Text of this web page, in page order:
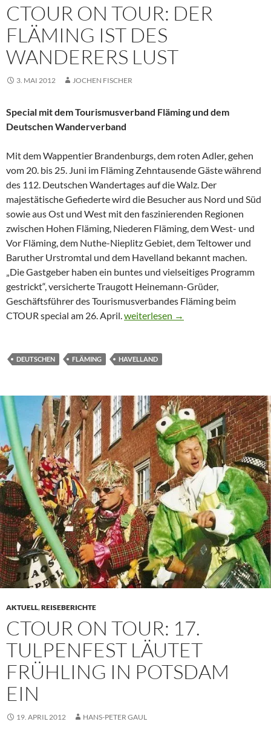
CTOUR ON TOUR: DER
FLÄMING IST DES
WANDERERS LUST
3. MAI 2012 JOCHEN FISCHER
Special mit dem Tourismusverband Fläming und dem
Deutschen Wanderverband
Mit dem Wappentier Brandenburgs, dem roten Adler, gehen
vom 20. bis 25. Juni im Fläming Zehntausende Gäste während
des 112. Deutschen Wandertages auf die Walz. Der
majestätische Gefiederte wird die Besucher aus Nord und Süd
sowie aus Ost und West mit den faszinierenden Regionen
zwischen Hohen Fläming, Niederen Fläming, dem West- und
Vor Fläming, dem Nuthe-Nieplitz Gebiet, dem Teltower und
Baruther Urstromtal und dem Havelland bekannt machen.
„Die Gastgeber haben ein buntes und vielseitiges Programm
gestrickt“, versicherte Traugott Heinemann-Grüder,
Geschäftsführer des Tourismusverbandes Fläming beim
CTOUR special am 26. April.CTOUR on Tour: Der Fläming ist
weiterlesen →
DEUTSCHEN FLÄMING HAVELLAND
AKTUELL,REISEBERICHTE
CTOUR ON TOUR: 17.
TULPENFEST LÄUTET
FRÜHLING IN POTSDAM
EIN
19. APRIL 2012 HANS-PETER GAUL